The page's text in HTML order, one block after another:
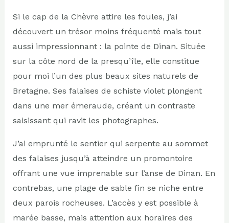
Si le cap de la Chèvre attire les foules, j’ai
découvert un trésor moins fréquenté mais tout
aussi impressionnant : la pointe de Dinan. Située
sur la côte nord de la presqu’île, elle constitue
pour moi l’un des plus beaux sites naturels de
Bretagne. Ses falaises de schiste violet plongent
dans une mer émeraude, créant un contraste
saisissant qui ravit les photographes.
J’ai emprunté le sentier qui serpente au sommet
des falaises jusqu’à atteindre un promontoire
offrant une vue imprenable sur l’anse de Dinan. En
contrebas, une plage de sable fin se niche entre
deux parois rocheuses. L’accès y est possible à
marée basse, mais attention aux horaires des